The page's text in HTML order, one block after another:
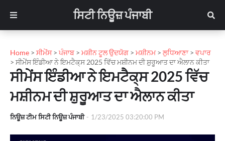
ਸਿਟੀ ਨਿਊਜ਼ ਪੰਜਾਬੀ
Home > ਸੀਮੇਂਸ> ਪੰਜਾਬ > ਮਸ਼ੀਨ ਟੂਲ ਉਦਯੋਗ > ਮਸ਼ੀਨਮ>ਲੁਧਿਆਣਾ> ਵਪਾਰ
> ਸੀਮੇਂਸ ਇੰਡੀਆ ਨੇ ਇਮਟੈਕ੍ਸ 2025 ਵਿੱਚ ਮਸ਼ੀਨਮ ਦੀ ਸ਼ੁਰੂਆਤ ਦਾ ਐਲਾਨ ਕੀਤਾ
ਸੀਮੇਂਸ ਇੰਡੀਆ ਨੇ ਇਮਟੈਕ੍ਸ 2025 ਵਿੱਚ
ਮਸ਼ੀਨਮ ਦੀ ਸ਼ੁਰੂਆਤ ਦਾ ਐਲਾਨ ਕੀਤਾ
ਨਿਊਜ਼ ਟੀਮ ਸਿਟੀ ਨਿਊਜ਼ ਪੰਜਾਬੀ - 1/23/2025 03:20:00 PM